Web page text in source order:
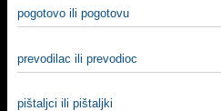
pogotovo ili pogotovu
prevodilac ili prevodioc
pištaljci ili pištaljki